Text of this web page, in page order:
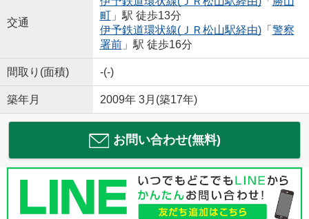
交通
町」駅 徒歩13分
伊予鉄道環状線(ＪＲ松山駅経由)「 警察
署前」駅 徒歩16分
間取り(面積) -(-)
築年月 2009年 3月(築17年)
お問い合わせ(無料)